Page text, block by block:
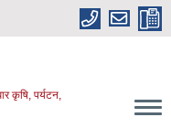
कृषि, पर्यटन,